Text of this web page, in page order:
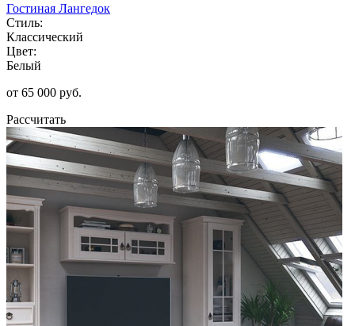
Гостиная Лангедок
Стиль:
Классический
Цвет:
Белый
от 65 000 руб.
Рассчитать